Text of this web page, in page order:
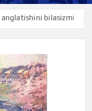
bilasizmi